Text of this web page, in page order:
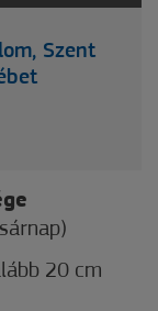
Szent
20 cm